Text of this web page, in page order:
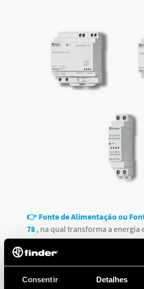
Consentir Detalhes
👉 Fonte de Alimentação ou
78 , na qual transforma a energia
até as tomadas em uma corrente
seja, ela recebe a energia em
transforma na tensão adequada
funcionamento do aparelho